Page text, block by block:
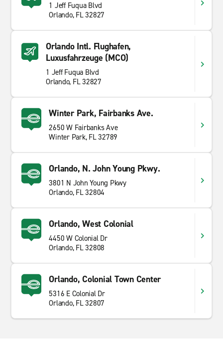
1 Jeff Fuqua Blvd
Orlando, FL 32827
Orlando Intl. Flughafen,
Luxusfahrzeuge (MCO)
1 Jeff Fuqua Blvd
Orlando, FL 32827
Winter Park, Fairbanks Ave.
2650 W Fairbanks Ave
Winter Park, FL 32789
Orlando, N. John Young Pkwy.
3801 N John Young Pkwy
Orlando, FL 32804
Orlando, West Colonial
4450 W Colonial Dr
Orlando, FL 32808
Orlando, Colonial Town Center
5316 E Colonial Dr
Orlando, FL 32807